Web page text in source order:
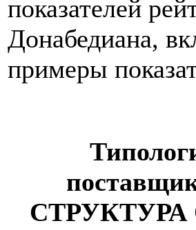
показателей
Донабедиана,
примеры